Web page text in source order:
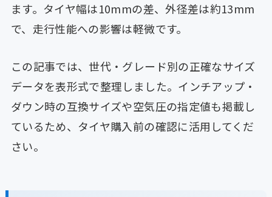
ます。タイヤ幅は10mmの差、外径差は約13mm
で、走行性能への影響は軽微です。
この記事では、世代・グレード別の正確なサイズ
データを表形式で整理しました。インチアップ・
ダウン時の互換サイズや空気圧の指定値も掲載し
ているため、タイヤ購入前の確認に活用してくだ
さい。